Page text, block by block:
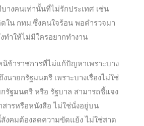
างคนเท่านั้นที่ไม่รักประเทศ เช่น
ใน กทม.ซึ่งคนใจร้อน พอตำรวจมา
ำให้ไม่มีใครอยากทำงาน
ข้าราชการที่ไม่แก้ปัญหาเพราะบาง
งนายกรัฐมนตรี เพราะบางเรื่องไม่ใช่
รัฐมนตรี หรือ รัฐบาล สามารถชี้แจง
ารหรือหนังสือ ไม่ใช่นั่งอยู่บน
งคมต้องลดความขัดแย้ง ไม่ใช่สาด